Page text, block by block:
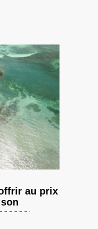
au prix